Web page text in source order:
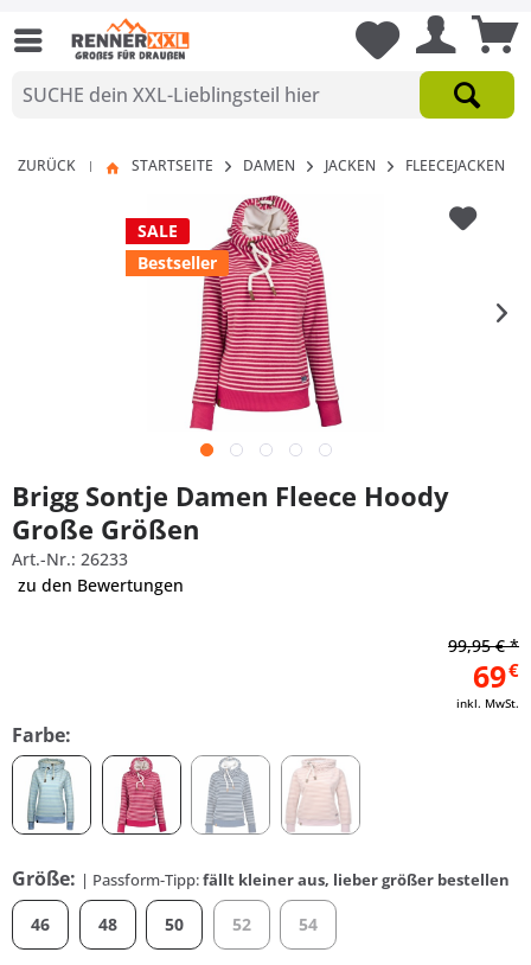
ZURÜCK | STARTSEITE DAMEN JACKEN FLEECEJACKEN
SALE
Bestseller
Brigg Sontje Damen Fleece Hoody
Große Größen
Art.-Nr.: 26233
zu den Bewertungen
69€
inkl. MwSt.
99,95 € *
Farbe:
Größe: | Passform-Tipp:fällt kleiner aus, lieber größer bestellen
46 48 50 52 54